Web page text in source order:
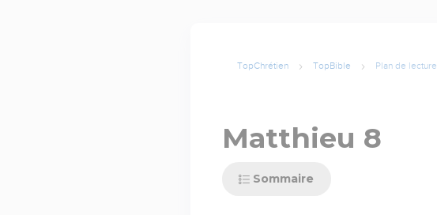
TopChrétien TopBible Plan de lecture
Matthieu 8
Sommaire